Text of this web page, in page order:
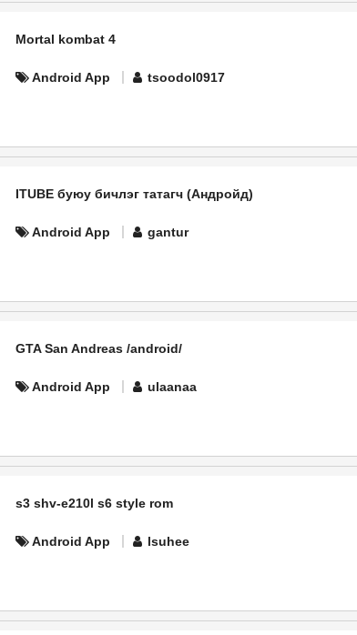
Mortal kombat 4
Android App tsoodol0917
ITUBE буюу бичлэг татагч (Андройд)
Android App gantur
GTA San Andreas /android/
Android App ulaanaa
s3 shv-e210l s6 style rom
Android App lsuhee